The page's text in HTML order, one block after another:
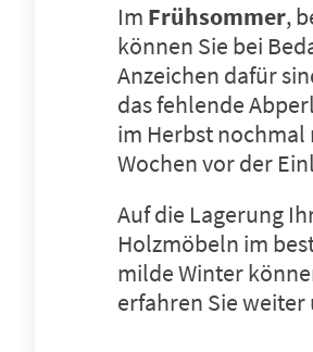
Im Frühsommer,
können Sie bei
Anzeichen dafür
das fehlende
im Herbst nochmal
Wochen vor der
Auf die Lagerung
Holzmöbeln im
milde Winter
erfahren Sie